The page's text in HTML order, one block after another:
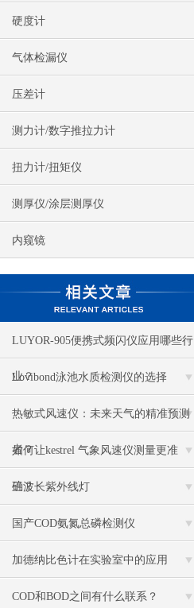
硬度计
气体检漏仪
压差计
测力计/数字推拉力计
扭力计/扭矩仪
测厚仪/涂层测厚仪
内窥镜
LUYOR-905便携式频闪仪应用哪些行
业？
Lovibond泳池水质检测仪的选择
热敏式风速仪：未来天气的精准预测
者？
如何让kestrel 气象风速仪测量更准
确？
三波长紫外线灯
国产COD氨氮总磷检测仪
加德纳比色计在实验室中的应用
COD和BOD之间有什么联系？